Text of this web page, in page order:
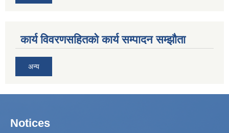
कार्य विवरणसहितको कार्य सम्पादन सम्झौता
अन्य
Notices